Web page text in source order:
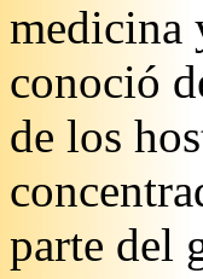
medicina
conoció
de los
parte del